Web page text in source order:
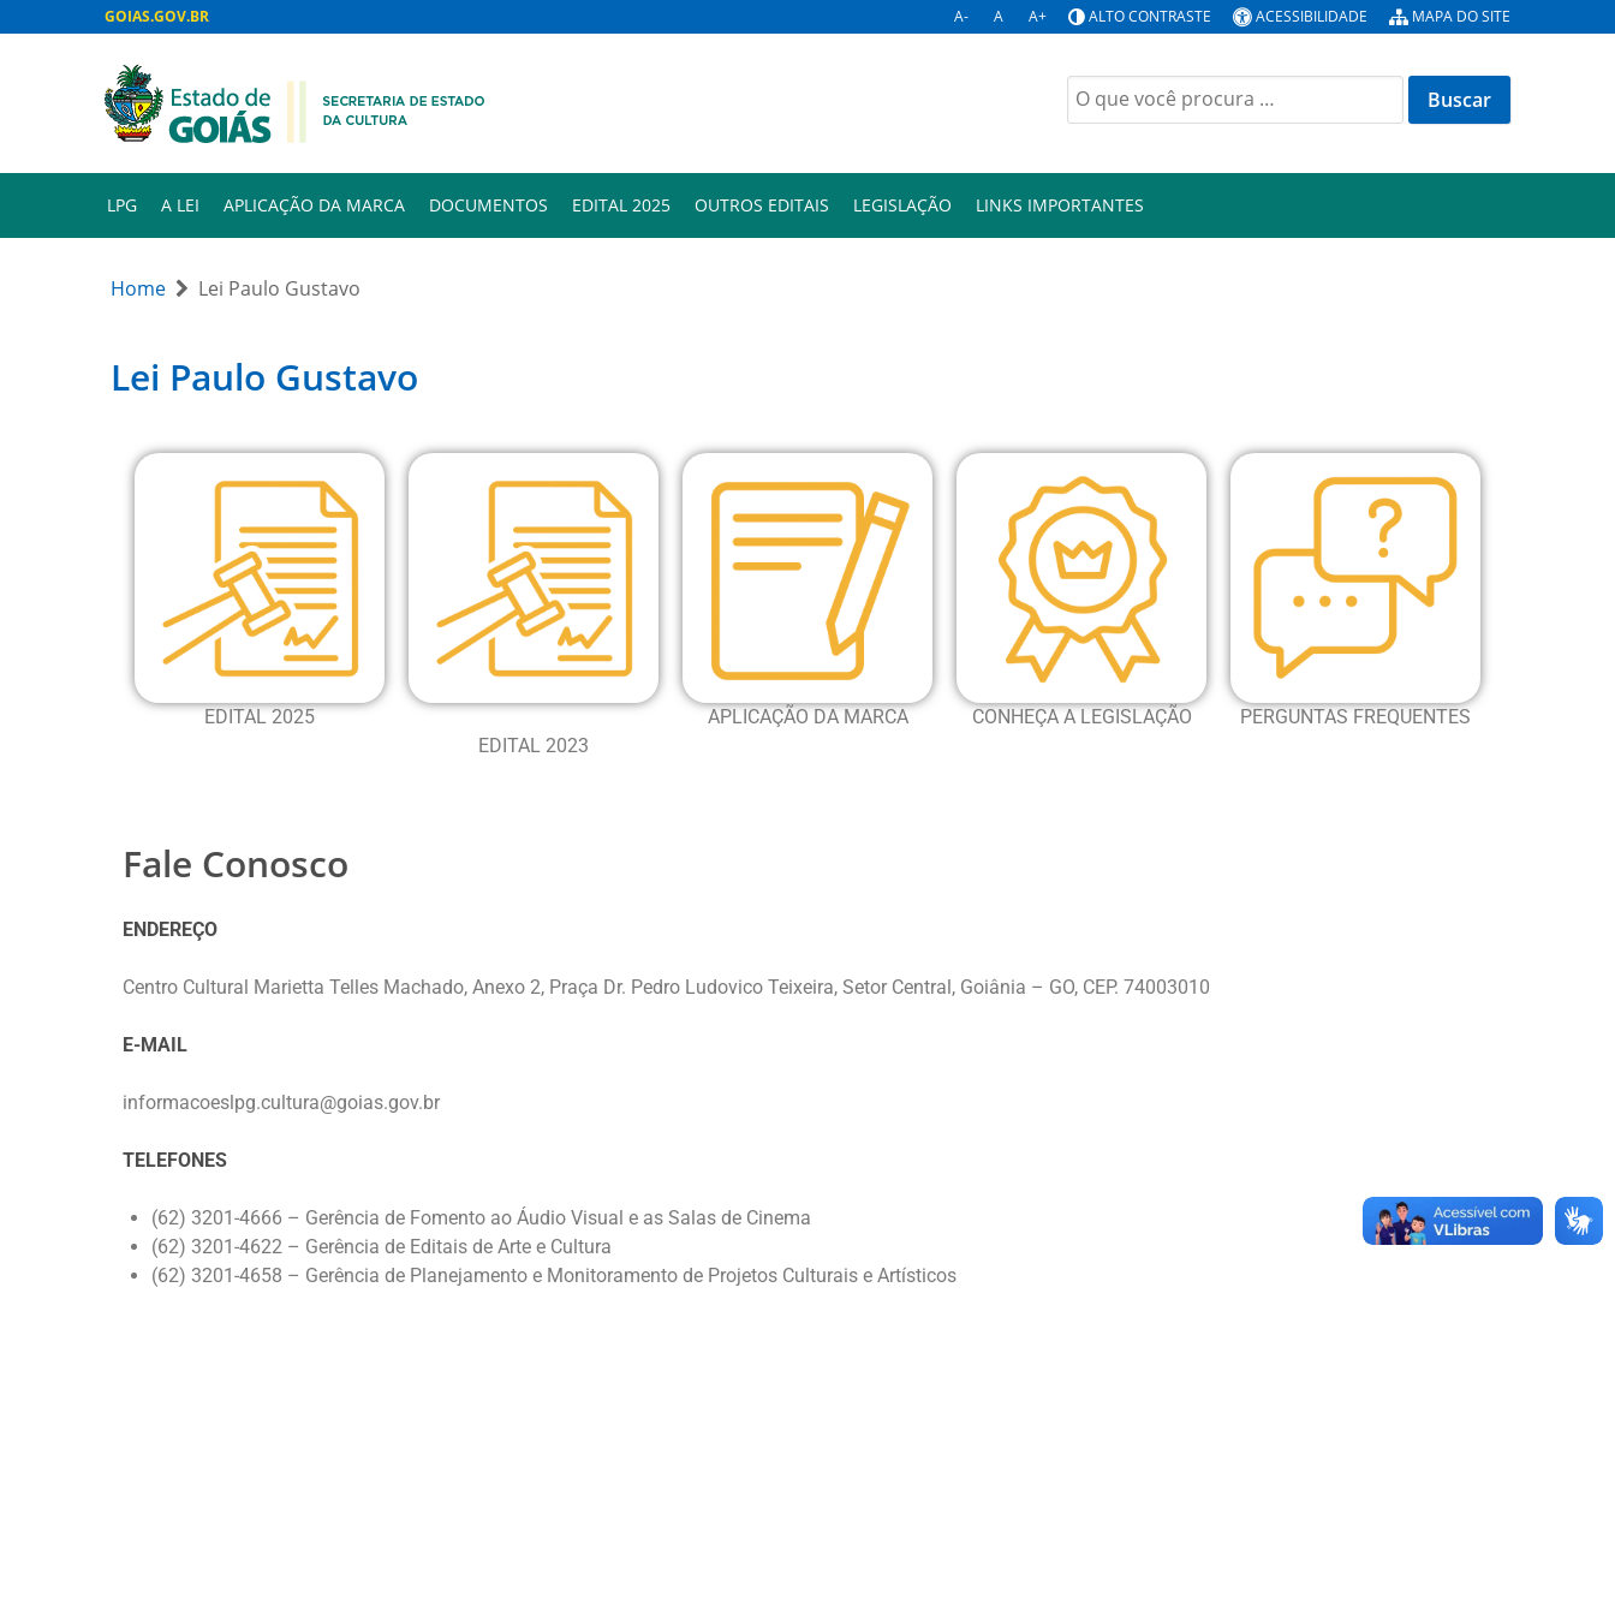
GOIAS.GOV.BR A- A A+ ALTO CONTRASTE ACESSIBILIDADE MAPA DO SITE
LPG A LEI APLICAÇÃO DA MARCA DOCUMENTOS EDITAL 2025 OUTROS EDITAIS LEGISLAÇÃO LINKS IMPORTANTES
Home Lei Paulo Gustavo
Lei Paulo Gustavo
EDITAL 2025
EDITAL 2023
APLICAÇÃO DA MARCA CONHEÇA A LEGISLAÇÃO PERGUNTAS FREQUENTES
Fale Conosco
ENDEREÇO
Centro Cultural Marietta Telles Machado, Anexo 2, Praça Dr. Pedro Ludovico Teixeira, Setor Central, Goiânia – GO, CEP. 74003010
E-MAIL
informacoeslpg.cultura@goias.gov.br
TELEFONES
(62) 3201-4666 – Gerência de Fomento ao Áudio Visual e as Salas de Cinema
(62) 3201-4622 – Gerência de Editais de Arte e Cultura
(62) 3201-4658 – Gerência de Planejamento e Monitoramento de Projetos Culturais e Artísticos